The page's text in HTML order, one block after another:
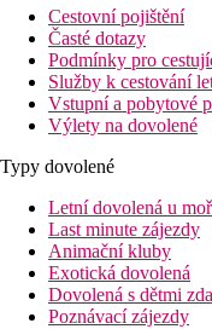
Cestovní pojištění
Časté dotazy
Podmínky pro
Služby k cestování
Vstupní a pobytové
Výlety na dovolené
Typy dovolené
Letní dovolená u
Last minute zájezdy
Animační kluby
Exotická dovolená
Dovolená s dětmi
Poznávací zájezdy